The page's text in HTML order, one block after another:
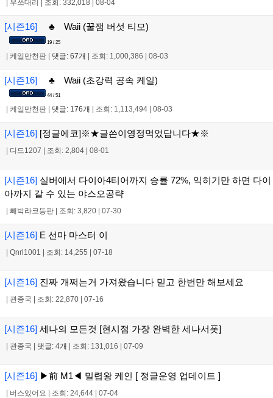
우쓰대리 조회: 332,018 08-04
[시즌16] ♣ Waii (꿀잼 버섯 티모)
19 / 25
| 케일만천판 | 댓글: 67개 | 조회: 1,000,386 | 08-03
[시즌16] ♣ Waii (초강력 공속 케일)
44 / 51
케일만천판 댓글: 176개 조회: 1,113,494 08-03
[시즌16] [정글에코]※★글쓴이영정먹었답니다★※
디드1207 조회: 2,804 08-01
[시즌16] 실버에서 다이아4티어까지 승률 72%, 익히기만 하면 다이
아까지 갈 수 있는 야스오공략
빼박라코등판 조회: 3,820 07-30
[시즌16] E 선마 마스터 이
Qnrl1001 조회: 14,255 07-18
[시즌16] 진짜 개쩌는거 가져왔습니다 믿고 한번만 해보세요
관종국 조회: 22,870 07-16
[시즌16] 세나의 모든것 [현시점 가장 완벽한 세나서폿]
관종국 댓글: 4개 조회: 131,016 07-09
[시즌16] ▶前 M1◀ 밀렵왕 케인 [ 정글운영 업데이트 ]
버스있어요 조회: 24,644 07-04